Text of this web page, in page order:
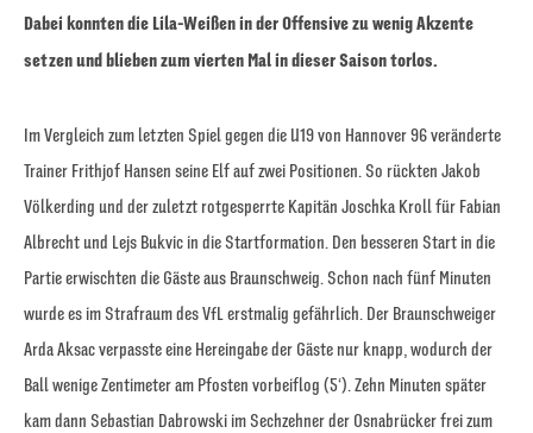
Dabei konnten die Lila-Weißen in der Offensive zu wenig Akzente
setzen und blieben zum vierten Mal in dieser Saison torlos.
Im Vergleich zum letzten Spiel gegen die U19 von Hannover 96 veränderte
Trainer Frithjof Hansen seine Elf auf zwei Positionen. So rückten Jakob
Völkerding und der zuletzt rotgesperrte Kapitän Joschka Kroll für Fabian
Albrecht und Lejs Bukvic in die Startformation. Den besseren Start in die
Partie erwischten die Gäste aus Braunschweig. Schon nach fünf Minuten
wurde es im Strafraum des VfL erstmalig gefährlich. Der Braunschweiger
Arda Aksac verpasste eine Hereingabe der Gäste nur knapp, wodurch der
Ball wenige Zentimeter am Pfosten vorbeiflog (5‘). Zehn Minuten später
kam dann Sebastian Dabrowski im Sechzehner der Osnabrücker frei zum